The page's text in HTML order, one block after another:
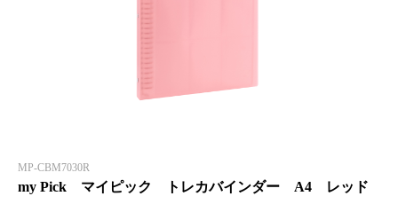
MP-CBM7030R
my Pick マイピック トレカバインダー A4 レッド